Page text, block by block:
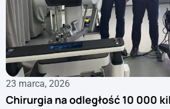
23 marca, 2026
Chirurgia na odległość 10 000